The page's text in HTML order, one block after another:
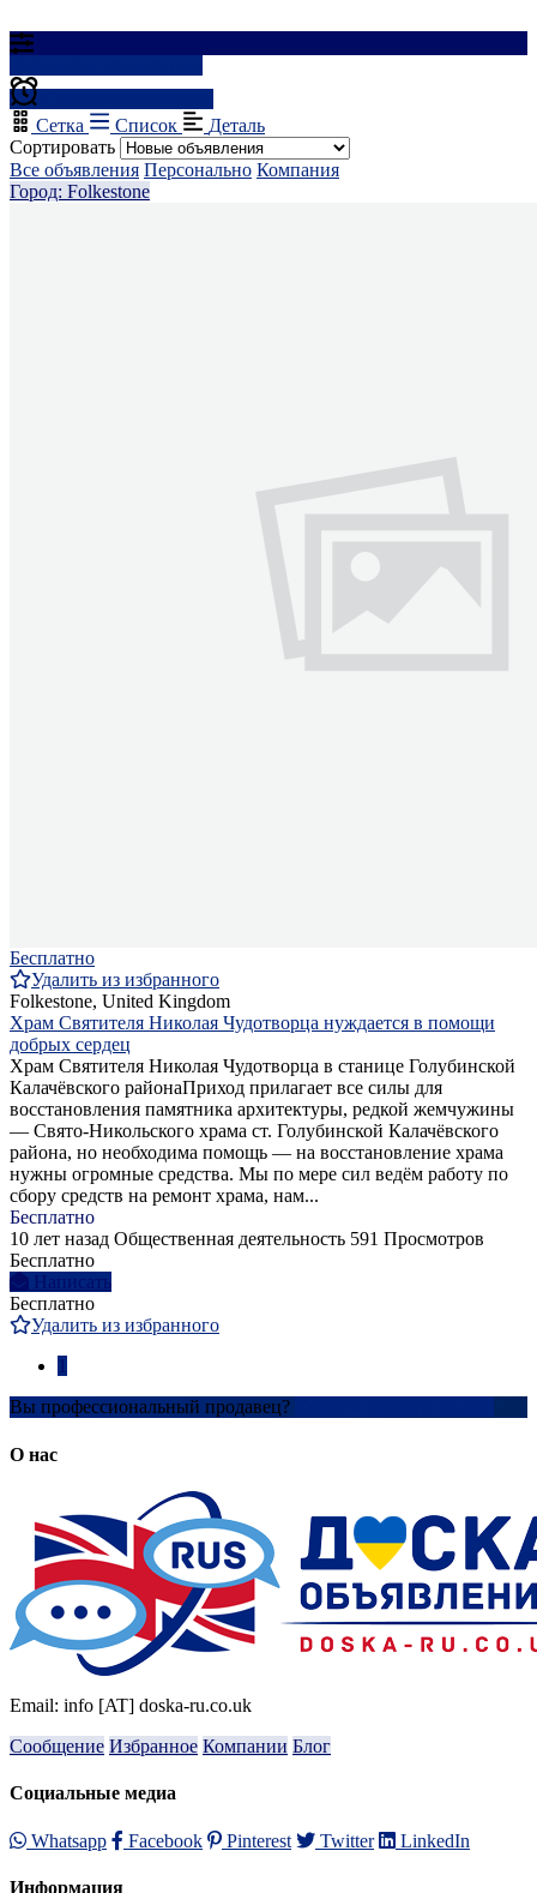
Сетка
Список
Деталь
Сортировать
Все объявления Персонально Компания
Город: Folkestone
Бесплатно
Удалить из избранного
Folkestone, United Kingdom
Храм Святителя Николая Чудотворца нуждается в помощи
добрых сердец
Храм Святителя Николая Чудотворца в станице Голубинской
Калачёвского районаПриход прилагает все силы для
восстановления памятника архитектуры, редкой жемчужины
— Свято-Никольского храма ст. Голубинской Калачёвского
района, но необходима помощь — на восстановление храма
нужны огромные средства. Мы по мере сил ведём работу по
сбору средств на ремонт храма, нам...
Бесплатно
10 лет назад Общественная деятельность 591 Просмотров
Бесплатно
Написать
Бесплатно
Удалить из избранного
1
Вы профессиональный продавец?
О нас
Email: info [AT] doska-ru.co.uk
Сообщение Избранное Компании Блог
Социальные медиа
Whatsapp Facebook Pinterest Twitter LinkedIn
Информация